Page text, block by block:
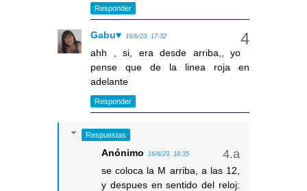
Responder
Gabu♥ 16/6/23, 17:32
ahh , si, era desde arriba,, yo
pense que de la linea roja en
adelante
Responder
Respuestas
Anónimo 16/6/23, 18:35
se coloca la M arriba, a las 12,
y despues en sentido del reloj: